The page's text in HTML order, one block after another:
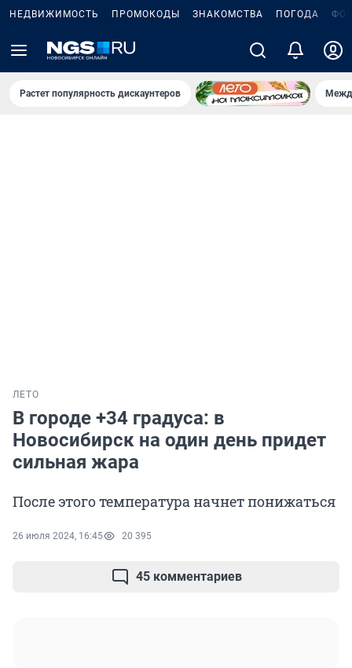
НЕДВИЖИМОСТЬ ПРОМОКОДЫ ЗНАКОМСТВА ПОГОДА
Растет популярность дискаунтеров
ЛЕТО
В городе +34 градуса: в
Новосибирск на один день придет
сильная жара
После этого температура начнет понижаться
26 июля 2024, 16:45 20 395
45 комментариев